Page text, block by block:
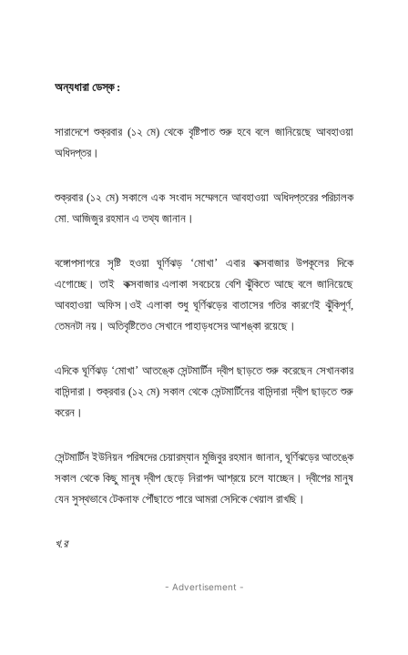
অন্যধারা ডেস্ক :
সারাদেশে শুক্রবার (১২ মে) থেকে বৃষ্টিপাত শুরু হবে বলে জানিয়েছে আবহাওয়া
অধিদপ্তর।
শুক্রবার (১২ মে) সকালে এক সংবাদ সম্মেলনে আবহাওয়া অধিদপ্তরের পরিচালক
মো. আজিজুর রহমান এ তথ্য জানান।
বঙ্গোপসাগরে সৃষ্টি হওয়া ঘূর্ণিঝড় ‘মোখা’ এবার কক্সবাজার উপকূলের দিকে
এগোচ্ছে। তাই কক্সবাজার এলাকা সবচেয়ে বেশি ঝুঁকিতে আছে বলে জানিয়েছে
আবহাওয়া অফিস।ওই এলাকা শুধু ঘূর্ণিঝড়ের বাতাসের গতির কারণেই ঝুঁকিপূর্ণ,
তেমনটা নয়। অতিবৃষ্টিতেও সেখানে পাহাড়ধসের আশঙ্কা রয়েছে।
এদিকে ঘূর্ণিঝড় ‘মোখা’ আতঙ্কে সেন্টমার্টিন দ্বীপ ছাড়তে শুরু করেছেন সেখানকার
বাসিন্দারা। শুক্রবার (১২ মে) সকাল থেকে সেন্টমার্টিনের বাসিন্দারা দ্বীপ ছাড়তে শুরু
করেন।
সেন্টমার্টিন ইউনিয়ন পরিষদের চেয়ারম্যান মুজিবুর রহমান জানান, ঘূর্ণিঝড়ের আতঙ্কে
সকাল থেকে কিছু মানুষ দ্বীপ ছেড়ে নিরাপদ আশ্রয়ে চলে যাচ্ছেন। দ্বীপের মানুষ
যেন সুস্থভাবে টেকনাফ পৌঁছাতে পারে আমরা সেদিকে খেয়াল রাখছি।
খ.র
- Advertisement -